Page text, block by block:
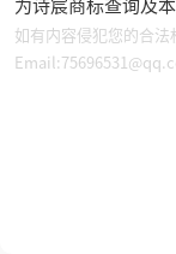
如有内容侵犯您的合